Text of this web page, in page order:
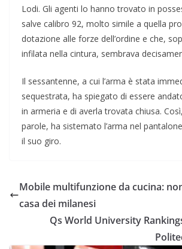
Lodi. Gli agenti lo hanno trovato in
salve calibro 92, molto simile a quella
dotazione alle forze dell’ordine e che,
infilata nella cintura, sembrava
Il sessantenne, a cui l’arma è stata
sequestrata, ha spiegato di essere
in armeria e di averla trovata chiusa.
parole, ha sistemato l’arma nel
il suo giro.
Mobile multifunzione da cucina:
casa dei milanesi
Qs World University